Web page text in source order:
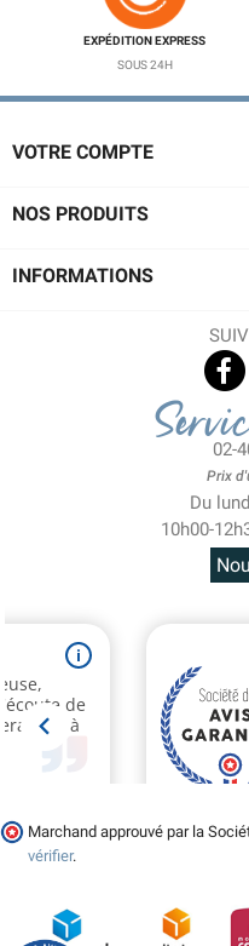
EXPÉDITION EXPRESS
SOUS 24H
VOTRE COMPTE
NOS PRODUITS
INFORMATIONS
02-
Prix
Du
10h00-
Marchand approuvé par la
vérifier.